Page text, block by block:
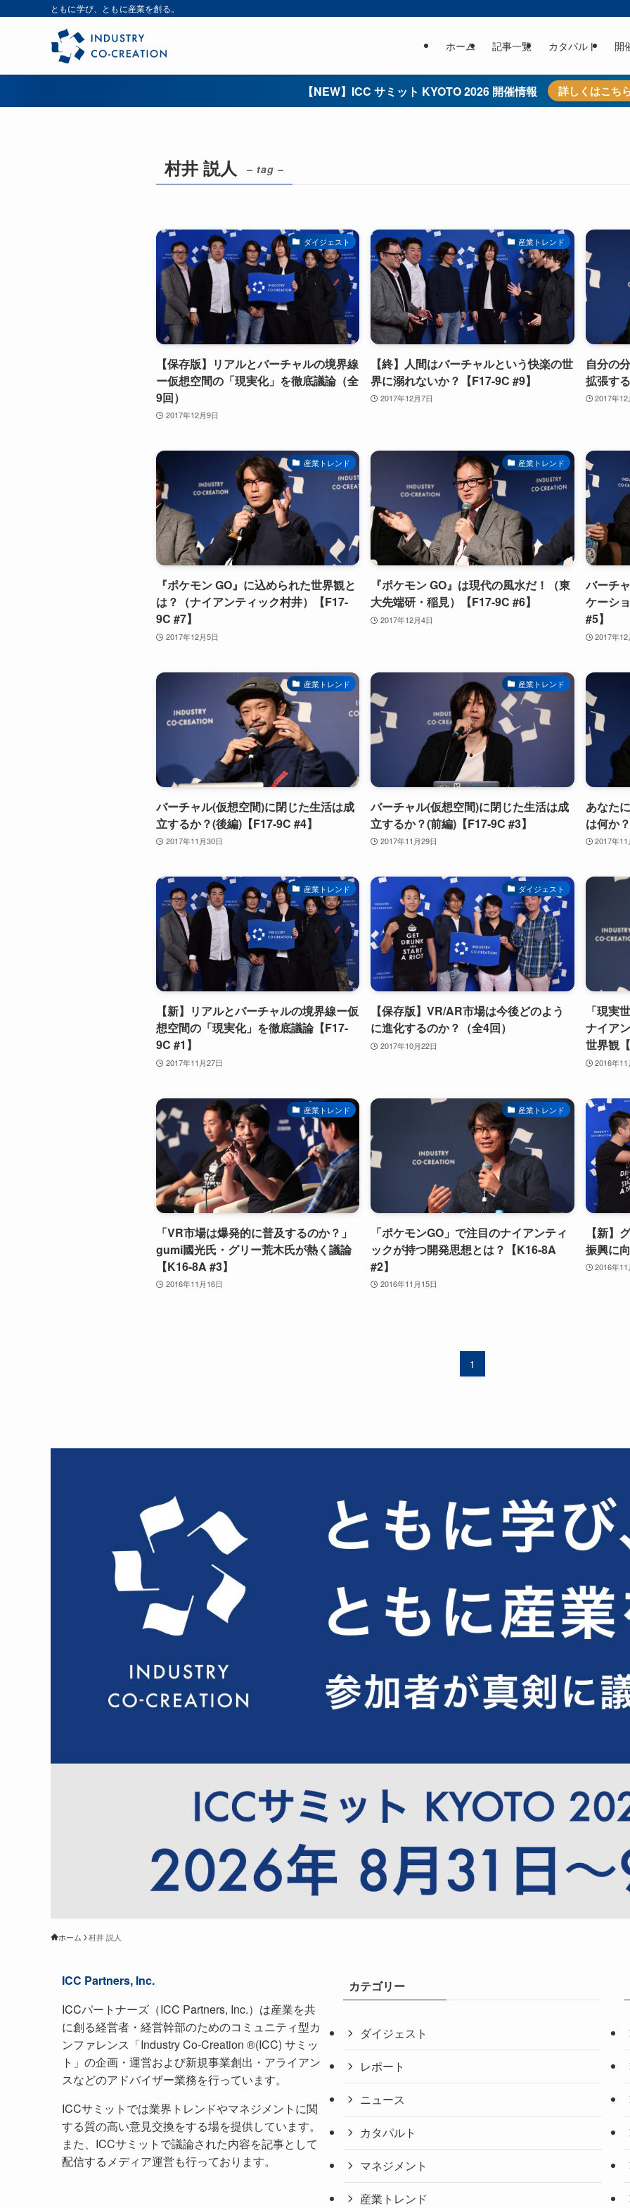
ともに学び、ともに産業を創る。
ホーム 記事一覧 カタパルト 開
【NEW】ICC サミット KYOTO 2026 開催情報 詳しくはこち
村井 説人 – tag –
ダイジェスト
【保存版】リアルとバーチャルの境界線
ー仮想空間の「現実化」を徹底議論（全
9回）
2017年12月9日
産業トレンド
【終】人間はバーチャルという快楽の世
界に溺れないか？【F17-9C #9】
2017年12月7日
自分の
拡張す
2017年12
産業トレンド
『ポケモン GO』に込められた世界観と
は？（ナイアンティック村井）【F17-
9C #7】
2017年12月5日
産業トレンド
『ポケモン GO』は現代の風水だ！（東
大先端研・稲見）【F17-9C #6】
2017年12月4日
バーチ
ケーシ
#5】
2017年12
産業トレンド
バーチャル(仮想空間)に閉じた生活は成
立するか？(後編)【F17-9C #4】
2017年11月30日
産業トレンド
バーチャル(仮想空間)に閉じた生活は成
立するか？(前編)【F17-9C #3】
2017年11月29日
あなた
は何か
2017年11
産業トレンド
【新】リアルとバーチャルの境界線ー仮
想空間の「現実化」を徹底議論【F17-
9C #1】
2017年11月27日
ダイジェスト
【保存版】VR/AR市場は今後どのよう
に進化するのか？（全4回）
2017年10月22日
「現実
ナイア
世界観
2016年11
産業トレンド
「VR市場は爆発的に普及するのか？」
gumi國光氏・グリー荒木氏が熱く議論
【K16-8A #3】
2016年11月16日
産業トレンド
「ポケモンGO」で注目のナイアンティ
ックが持つ開発思想とは？【K16-8A
#2】
2016年11月15日
【新】
振興に
2016年11
1
ホーム 村井 説人
ICC Partners, Inc.
ICCパートナーズ（ICC Partners, Inc.）は産業を共
に創る経営者・経営幹部のためのコミュニティ型カ
ンファレンス「Industry Co-Creation ®(ICC) サミッ
ト」の企画・運営および新規事業創出・アライアン
スなどのアドバイザー業務を行っています。
ICCサミットでは業界トレンドやマネジメントに関
する質の高い意見交換をする場を提供しています。
また、ICCサミットで議論された内容を記事として
配信するメディア運営も行っております。
カテゴリー
ダイジェスト
レポート
ニュース
カタパルト
マネジメント
産業トレンド